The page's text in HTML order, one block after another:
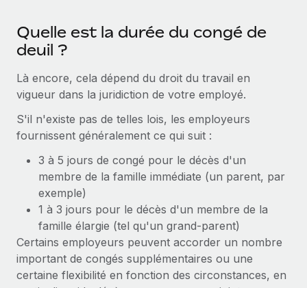
Remote Watchtower
Gardez un temps d’avance sur les risques en
Gestion des appareils
dans le monde entier
Création d’entité
Établissez des entités rapidement et en toute
conformité
Mobilité et déménagement international
Organisez facilement le déménagement de vos
Avantages sociaux
Paie multipays
Gestion des freelances
Taxes
BLOG
Mises à jour des produits de Remote :
Intégrations Gusto et Xero et Gestion des
freelances Plus
Remote a toujours pour mission d'aider les entreprises de
Quelle est la durée du congé de
deuil ?
Là encore, cela dépend du droit du travail en
vigueur dans la juridiction de votre employé.
S'il n'existe pas de telles lois, les employeurs
fournissent généralement ce qui suit :
3 à 5 jours de congé pour le décès d'un
membre de la famille immédiate (un parent, par
exemple)
1 à 3 jours pour le décès d'un membre de la
famille élargie (tel qu'un grand-parent)
Certains employeurs peuvent accorder un nombre
important de congés supplémentaires ou une
certaine flexibilité en fonction des circonstances, en